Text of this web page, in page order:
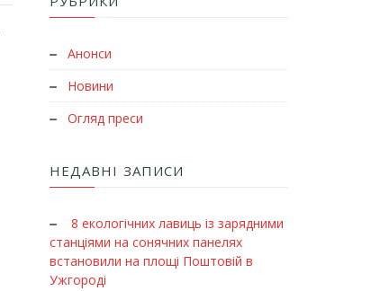
Анонси
Новини
Огляд преси
НЕДАВНІ ЗАПИСИ
8 екологічних лавиць із зарядними
станціями на сонячних панелях
встановили на площі Поштовій в
Ужгороді